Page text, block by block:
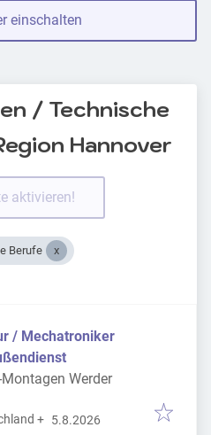
einschalten
/ Technische
Hannover
aktivieren!
Berufe
/ Mechatroniker
Werder
+ Veröffentlicht
5.8.2026